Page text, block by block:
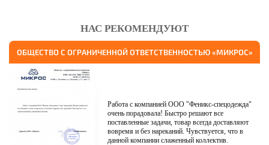
НАС РЕКОМЕНДУЮТ
ОБЩЕСТВО С ОГРАНИЧЕННОЙ ОТВЕТСТВЕННОСТЬЮ «МИКРОС»
Работа с компанией ООО "Феникс-спецодежда"
очень порадовала! Быстро решают все
поставленные задачи, товар всегда доставляют
вовремя и без нареканий. Чувствуется, что в
данной компании слаженный коллектив.